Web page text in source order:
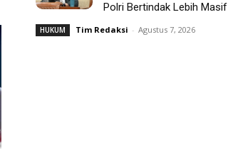
Polri Bertindak Lebih Masif
HUKUM Tim Redaksi - Agustus 7, 2026